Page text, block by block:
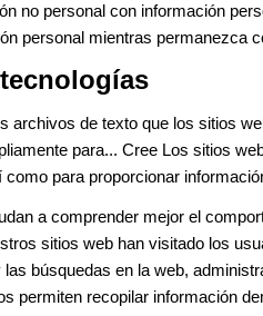
no personal con información
personal mientras permanezca
archivos de texto que los sitios
para... Cree Los sitios
para proporcionar
a comprender mejor el
sitios web han visitado los
búsquedas en la web,
permiten recopilar información